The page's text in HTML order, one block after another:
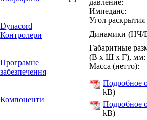
Dynacord
Контролери
Програмне
забезпечення
Компоненти
давление:
Импеданс:
Угол раскрытия
Динамики (НЧ/
Габаритные
(В x Ш x Г), мм:
Масса (нетто):
Подробное
kB)
Подробное
kB)